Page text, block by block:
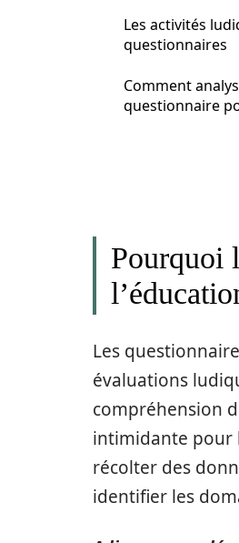
Les activités
questionnaires
Comment
questionnaire
Pourquoi
Les
évaluations
compréhension
intimidante pour
récolter des
identifier les